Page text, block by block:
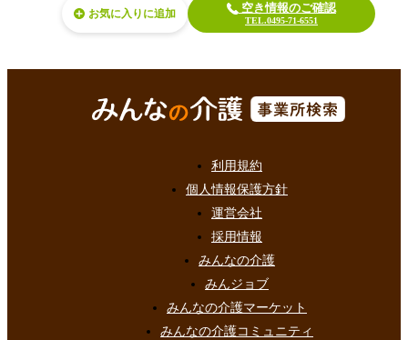
お気に入り 空き情報のご確認
TEL.0495-71-6551
利用規約
個人情報保護方針
運営会社
採用情報
みんなの介護
みんジョブ
みんなの介護マーケット
みんなの介護コミュニティ